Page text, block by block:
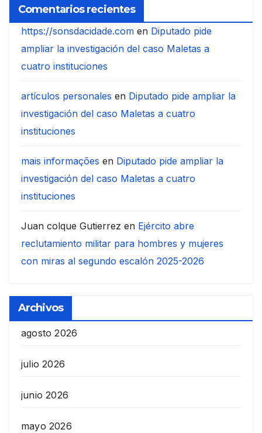
Comentarios recientes
https://sonsdacidade.com en Diputado pide
ampliar la investigación del caso Maletas a
cuatro instituciones
artículos personales en Diputado pide ampliar la
investigación del caso Maletas a cuatro
instituciones
mais informações en Diputado pide ampliar la
investigación del caso Maletas a cuatro
instituciones
Juan colque Gutierrez en Ejército abre
reclutamiento militar para hombres y mujeres
con miras al segundo escalón 2025-2026
Archivos
agosto 2026
julio 2026
junio 2026
mayo 2026